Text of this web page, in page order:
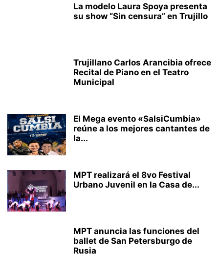
La modelo Laura Spoya presenta
su show “Sin censura” en Trujillo
Trujillano Carlos Arancibia ofrece
Recital de Piano en el Teatro
Municipal
El Mega evento «SalsiCumbia»
reúne a los mejores cantantes de
la...
MPT realizará el 8vo Festival
Urbano Juvenil en la Casa de...
MPT anuncia las funciones del
ballet de San Petersburgo de
Rusia